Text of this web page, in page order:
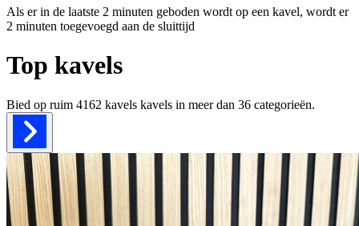
Als er in de laatste 2 minuten geboden wordt op een kavel, wordt er
2 minuten toegevoegd aan de sluittijd
Top kavels
Bied op ruim 4162 kavels kavels in meer dan 36 categorieën.